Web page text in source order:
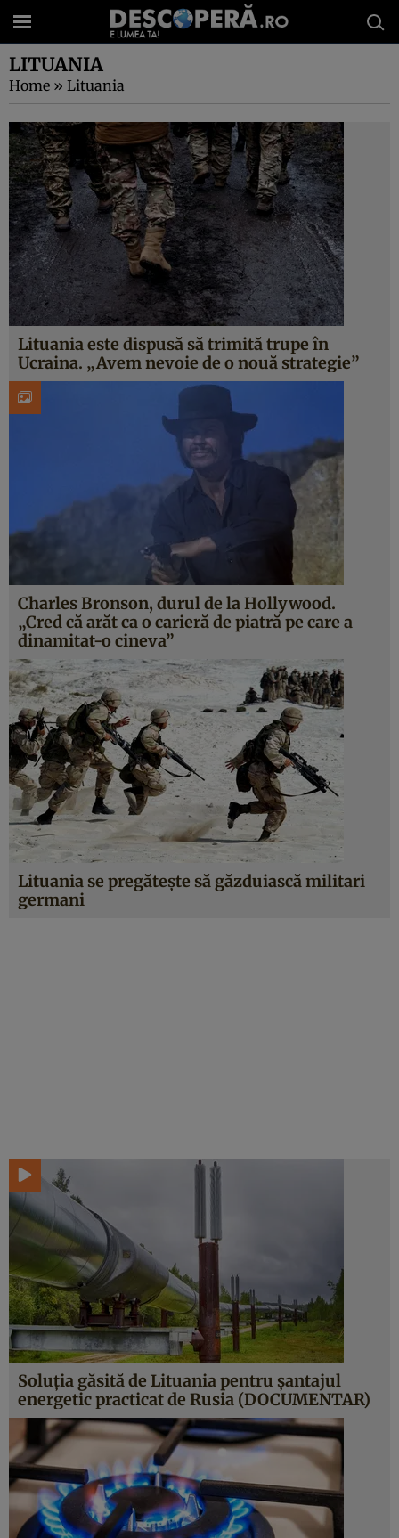
LITUANIA
Home » Lituania
Lituania este dispusă să trimită trupe în
Ucraina. „Avem nevoie de o nouă strategie”
Charles Bronson, durul de la Hollywood.
„Cred că arăt ca o carieră de piatră pe care a
dinamitat-o cineva”
Lituania se pregătește să găzduiască militari
germani
Soluția găsită de Lituania pentru șantajul
energetic practicat de Rusia (DOCUMENTAR)